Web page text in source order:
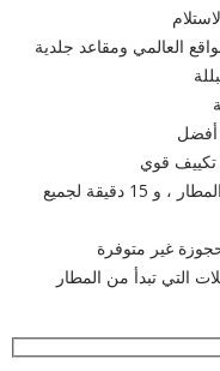
العالمي ومقاعد جلدية
تكييف قوي
مدة انتظار مجانية لمدة 30 دقيقة في المطار ، و 15 دقيقة لجميع
غير متوفرة
التي تبدأ من المطار